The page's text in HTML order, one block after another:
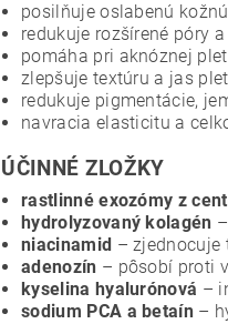
posilňuje oslabenú
redukuje rozšírené póry
pomáha pri aknóznej
zlepšuje textúru a jas
redukuje pigmentácie,
navracia elasticitu a
ÚČINNÉ ZLOŽKY
rastlinné exozómy z
hydrolyzovaný kolagén
niacinamid – zjednocuje
adenozín – pôsobí proti
kyselina hyalurónová –
sodium PCA a betaín –